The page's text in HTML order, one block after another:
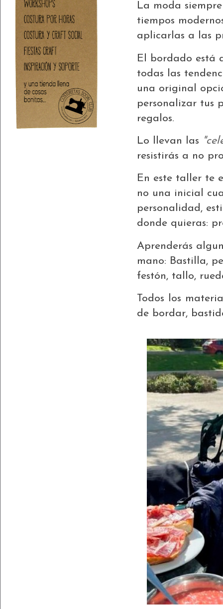
La moda
tiempos
aplicarlas a las
El bordado está
todas las
una original
personalizar tus
regalos.
Lo llevan las
resistirás a no
En este taller te
no una inicial
personalidad,
donde quieras:
Aprenderás
mano: Bastilla,
festón, tallo,
Todos los
de bordar,